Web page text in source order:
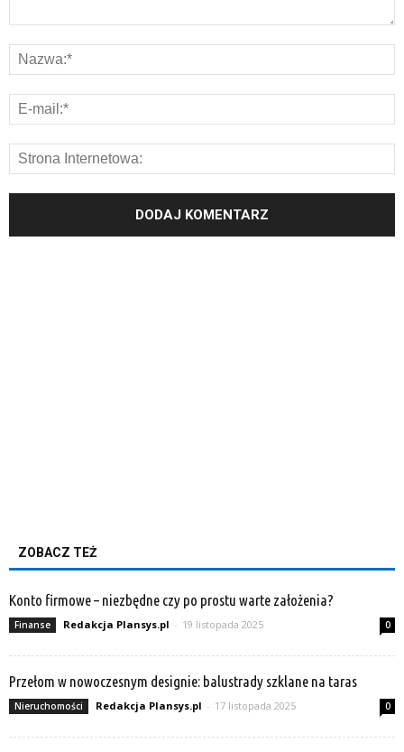
ZOBACZ TEŻ
Konto firmowe – niezbędne czy po prostu warte założenia?
Finanse Redakcja Plansys.pl - 19 listopada 2025 0
Przełom w nowoczesnym designie: balustrady szklane na taras
Nieruchomości Redakcja Plansys.pl - 17 listopada 2025 0